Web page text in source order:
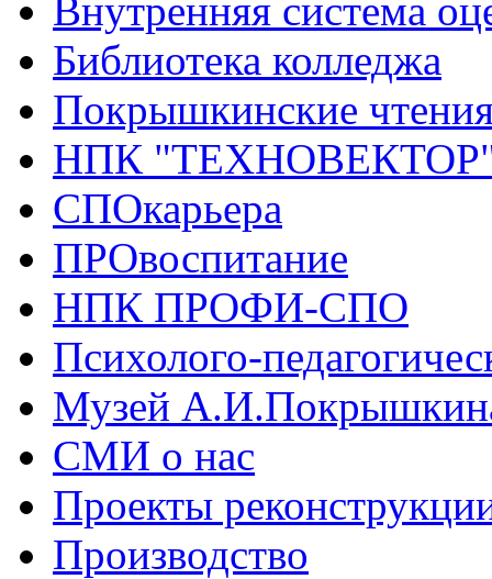
Внутренняя система
Библиотека колледжа
Покрышкинские
НПК
СПОкарьера
ПРОвоспитание
НПК ПРОФИ-СПО
Психолого-
Музей
СМИ о нас
Проекты
Производство